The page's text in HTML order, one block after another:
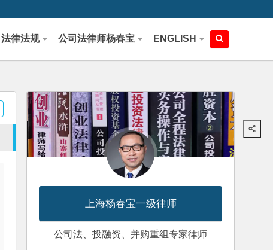
法律法规 公司法律师杨春宝 ENGLISH
上海杨春宝一级律师
公司法、投融资、并购重组专家律师